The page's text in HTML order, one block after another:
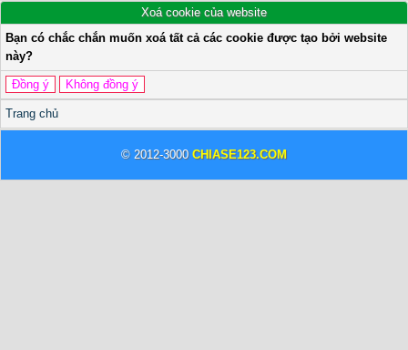
Xoá cookie của website
Bạn có chắc chắn muốn xoá tất cả các cookie được tạo bởi website
này?
Trang chủ
© 2012-3000 CHIASE123.COM